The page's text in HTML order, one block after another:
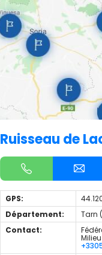
Ruisseau de
GPS:
Département:
Tarn
Contact: